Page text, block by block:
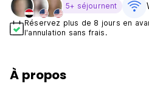
5+ séjournent
Réservez plus de 8 jours en
l'annulation sans frais.
À propos